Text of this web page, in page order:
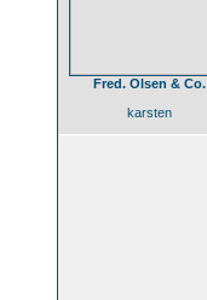
Fred. Olsen & Co.
karsten